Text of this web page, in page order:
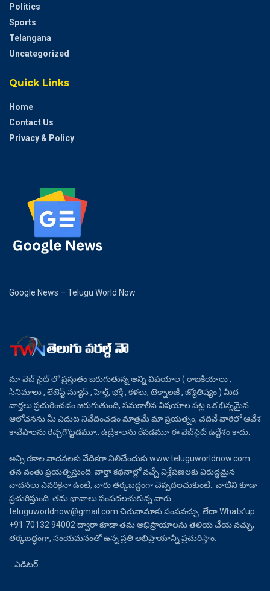
Politics
Sports
Telangana
Uncategorized
Quick Links
Home
Contact Us
Privacy & Policy
Google News – Telugu World Now
మా వెబ్ సైట్ లో ప్రస్తుతం జరుగుతున్న అన్ని విషయాల ( రాజకీయాలు ,
సినిమాలు , లేటెస్ట్ న్యూస్ , హెల్త్, భక్తి , కళలు, టెక్నాలజీ , జ్యోతిష్యం ) మీద
వార్తలు ప్రచురించడం జరుగుతుంది, సమకాలీన విషయాల పట్ల ఒక భిన్నమైన
ఆలోచనను మీ ఎదుట నివేదించడం మాత్రమే మా ప్రయత్నం, చదివే వారిలో ఆవేశ
కావేషాలను రెచ్చగొట్టడమూ.. ఉద్రేకాలను రేపడమూ ఈ వెబ్‌సైట్ ఉద్దేశం కాదు.
అన్ని రకాల వాదనలకు వేదికగా నిలిచేందుకు www.teluguworldnow.com
తన వంతు ప్రయత్నిస్తుంది. వార్తా కథనాల్లో వచ్చే విశ్లేషణలకు విరుద్ధమైన
వాదనలు ఎవరికైనా ఉంటే, వారు తర్కబద్ధంగా చెప్పదలచుకుంటే.. వాటిని కూడా
ప్రచురిస్తుంది. తమ భావాలు పంపదలచుకున్న వారు..
teluguworldnow@gmail.com చిరునామాకు పంపవచ్చు. లేదా Whats’up
+91 70132 94002 ద్వారా కూడా తమ అభిప్రాయాలను తెలియ చేయ వచ్చు,
తర్కబద్ధంగా, సంయమనంతో ఉన్న ప్రతి అభిప్రాయాన్నీ ప్రచురిస్తాం.
.. ఎడిటర్